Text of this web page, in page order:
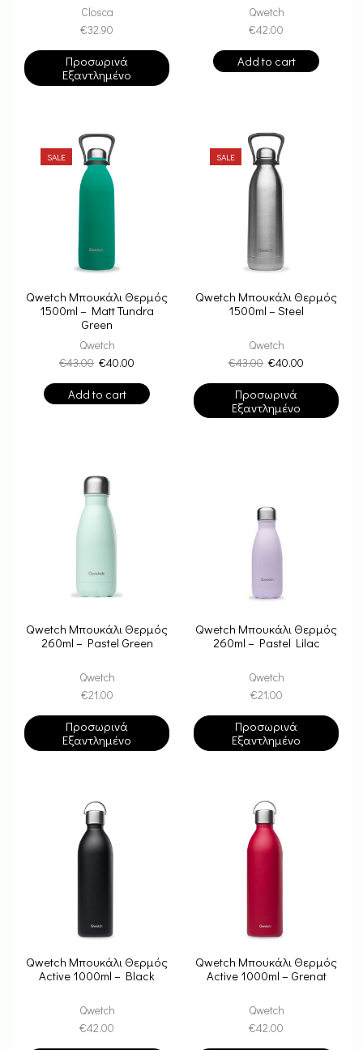
Closca
€32.90
Προσωρινά
Εξαντλημένο
Qwetch
€42.00
Add to cart
SALE
Qwetch Μπουκάλι Θερμός
1500ml – Matt Tundra
Green
Qwetch
€43.00 €40.00
Add to cart
SALE
Qwetch Μπουκάλι Θερμός
1500ml – Steel
Qwetch
€43.00 €40.00
Προσωρινά
Εξαντλημένο
Qwetch Μπουκάλι Θερμός
260ml – Pastel Green
Qwetch
€21.00
Προσωρινά
Εξαντλημένο
Qwetch Μπουκάλι Θερμός
260ml – Pastel Lilac
Qwetch
€21.00
Προσωρινά
Εξαντλημένο
Qwetch Μπουκάλι Θερμός
Active 1000ml – Black
Qwetch
€42.00
Qwetch Μπουκάλι Θερμός
Active 1000ml – Grenat
Qwetch
€42.00